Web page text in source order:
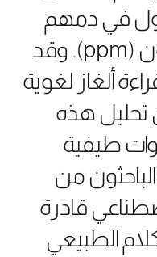
في دمهم
إلى 1.5 برميل لكل مليون (ppm). وقد
ألغاز لغوية
هذه
طيفية
من
قادرة
الطبيعي